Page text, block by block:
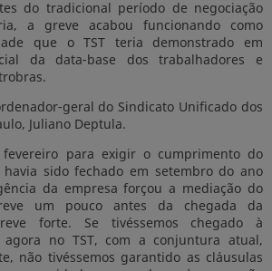
do tradicional período de negociação
a greve acabou funcionando como
que o TST teria demonstrado em
da data-base dos trabalhadores e
geral do Sindicato Unificado dos
Juliano Deptula.
fevereiro para exigir o cumprimento do
sido fechado em setembro do ano
da empresa forçou a mediação do
um pouco antes da chegada da
forte. Se tivéssemos chegado à
agora no TST, com a conjuntura atual,
não tivéssemos garantido as cláusulas